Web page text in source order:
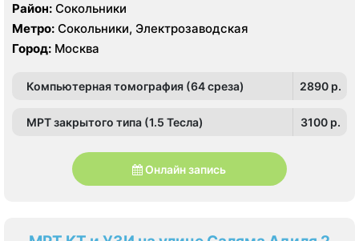
Район: Сокольники
Метро: Сокольники, Электрозаводская
Город: Москва
Компьютерная томография (64 среза) 2890 p.
МРТ закрытого типа (1.5 Тесла) 3100 p.
Онлайн запись